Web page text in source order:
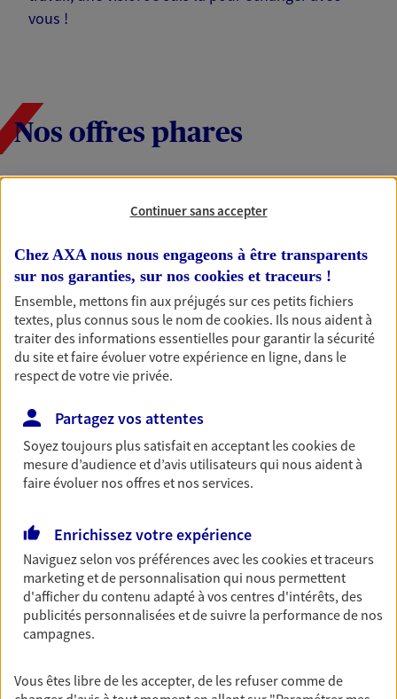
vous !
Nos offres phares
Épargne
immobilier, études des enfants ou voyage autour
du monde… Épargnez à votre rythme et
simplement, selon votre profil.
Découvrir les offres Épargne
Retraite
Préparez sereinement ce nouveau chapitre de
votre vie avec les conseils d'un expert. Découvrez
notre solution PER (Plan Epargne Retraite)
spécialement conçue pour la retraite.
Prévoyance
Pour un avenir serein, assurez-vous avec notre
contrat prévoyance. Préservez vos proches en cas
d'accident ou de maladie en optant pour les
garanties incapacité temporaire totale de travail,
Découvrir l'offre Prévoyance
Continuer sans accepter
Chez AXA nous nous engageons à être transparents
sur nos garanties, sur nos cookies et traceurs !
Ensemble, mettons fin aux préjugés sur ces petits fichiers
textes, plus connus sous le nom decookies. Ils nous aident à
traiter des informations essentielles pour garantir la sécurité
du site et faire évoluer votre expérience en ligne, dans le
respect de votre vie privée.
Partagez vos attentes
Soyez toujours plus satisfait en acceptant lescookiesde
mesure d’audience et d’avis utilisateurs qui nous aident à
faire évoluer nos offres et nos services.
Enrichissez votre expérience
Naviguez selon vos préférences avec lescookies et traceurs
marketing et de personnalisation qui nous permettent
d'afficher du contenu adapté à vos centres d'intérêts, des
publicités personnalisées et de suivre la performance de nos
campagnes.
Vous êtes libre de les accepter, de les refuser comme de